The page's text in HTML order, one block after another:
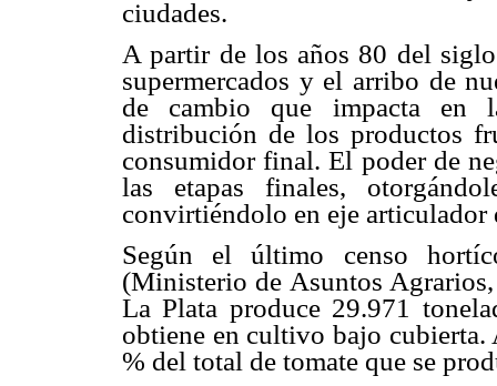
ciudades.
A partir de los años 80 del
supermercados y el arribo de
de cambio que impacta en
distribución de los productos
consumidor final. El poder de
las etapas finales,
convirtiéndolo en eje
Según el último censo
(Ministerio de Asuntos
La Plata produce 29.971
obtiene en cultivo bajo cubierta.
% del total de tomate que se